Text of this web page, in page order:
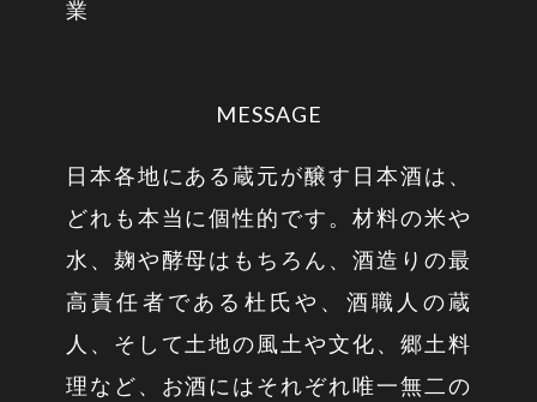
業
MESSAGE
日本各地にある蔵元が醸す日本酒は、
どれも本当に個性的です。材料の米や
水、麹や酵母はもちろん、酒造りの最
高責任者である杜氏や、酒職人の蔵
人、そして土地の風土や文化、郷土料
理など、お酒にはそれぞれ唯一無二の